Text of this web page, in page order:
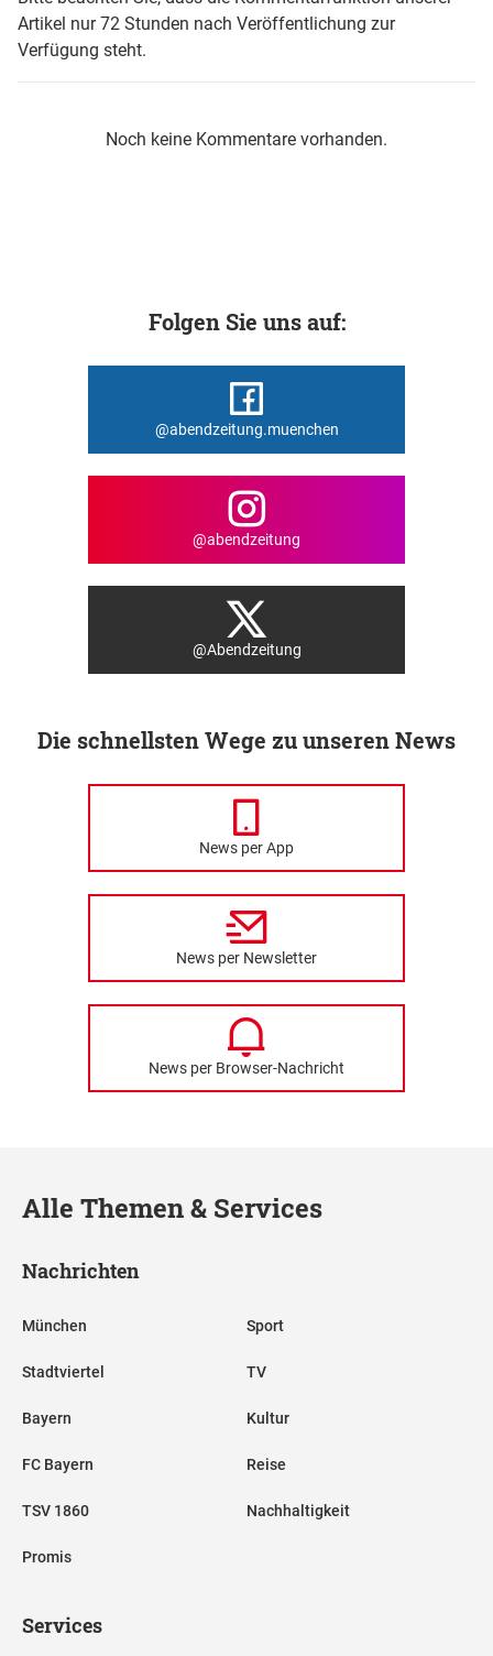
Artikel nur 72 Stunden nach Veröffentlichung zur
Verfügung steht.
Noch keine Kommentare vorhanden.
Folgen Sie uns auf:
@abendzeitung.muenchen
@abendzeitung
@Abendzeitung
Die schnellsten Wege zu unseren News
News per App
News per Newsletter
News per Browser-Nachricht
Alle Themen & Services
Nachrichten
München
Stadtviertel
Bayern
FC Bayern
TSV 1860
Promis
Sport
TV
Kultur
Reise
Nachhaltigkeit
Services